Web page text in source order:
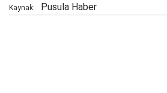
Kaynak: Pusula Haber